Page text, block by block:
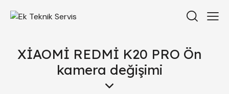
XİAOMİ REDMİ K20 PRO Ön
kamera değişimi